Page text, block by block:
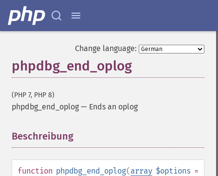
Change language:
phpdbg_end_oplog
(PHP 7, PHP 8)
phpdbg_end_oplog — Ends an oplog
Beschreibung
function phpdbg_end_oplog(array $options =